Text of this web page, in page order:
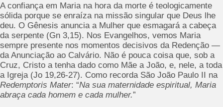
A confiança em Maria na hora da morte é teologicamente
sólida porque se enraíza na missão singular que Deus lhe
deu. O Gênesis anuncia a Mulher que esmagará a cabeça
da serpente (Gn 3,15). Nos Evangelhos, vemos Maria
sempre presente nos momentos decisivos da Redenção —
da Anunciação ao Calvário. Não é pouca coisa que, sob a
Cruz, Cristo a tenha dado como Mãe a João, e, nele, a toda
a Igreja (Jo 19,26-27). Como recorda São João Paulo II na
Redemptoris Mater: “Na sua maternidade espiritual, Maria
abraça cada homem e cada mulher.”